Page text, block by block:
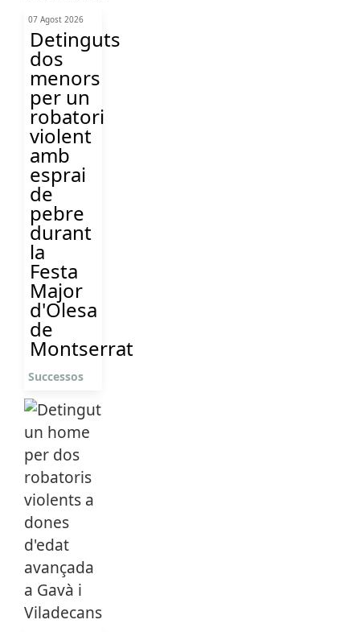
07 Agost 2026
Detinguts
dos
menors
per un
robatori
violent
amb
esprai
de
pebre
durant
la
Festa
Major
d'Olesa
de
Montserrat
Successos